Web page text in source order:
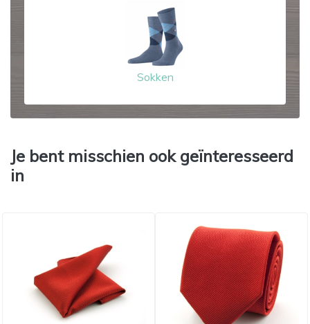
Sokken
Je bent misschien ook geïnteresseerd
in